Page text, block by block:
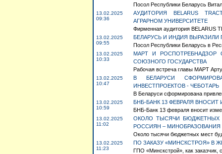
Посол Республики Беларусь
13.02.2025
09:36
АУДИТОРИЯ BELARUS
АГРАРНОМ УНИВЕРСИТЕТЕ
Фирменная аудитория BELARUS
13.02.2025
09:55
БЕЛАРУСЬ И ИНДИЯ
Посол Республики Беларусь в
13.02.2025
10:33
МАРТ И РОСПОТРЕБНАДЗОР
СОЮЗНОГО ГОСУДАРСТВА
Рабочая встреча главы МАРТ
13.02.2025
10:47
В БЕЛАРУСИ
ИНВЕСТПРОЕКТОВ - ЧЕБОТАРЬ
В Беларуси сформирована
13.02.2025
10:59
БНБ-БАНК 13 ФЕВРАЛЯ
БНБ-Банк 13 февраля вносит
13.02.2025
11:02
ОКОЛО ТЫСЯЧИ БЮДЖЕТНЫХ
РОССИЯН – МИНОБРАЗОВАНИЯ
Около тысячи бюджетных мест
13.02.2025
11:23
ПО ЗАКАЗУ «МИНСКСТРОЯ» В
ГПО «Минскстрой», как заказчик,